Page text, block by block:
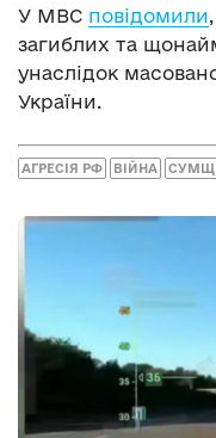
У МВС повідомили
загиблих та
унаслідок
України.
АГРЕСІЯ РФ ВІЙНА